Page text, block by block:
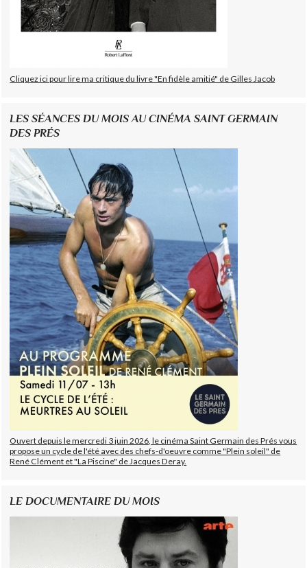
Cliquez ici pour lire ma critique du livre "En fidèle amitié" de Gilles Jacob
LES SÉANCES DU MOIS AU CINÉMA SAINT GERMAIN
DES PRÉS
Ouvert depuis le mercredi 3 juin 2026, le cinéma Saint Germain des Prés vous
propose un cycle de l'été avec des chefs-d'oeuvre comme "Plein soleil" de
René Clément et "La Piscine" de Jacques Deray.
LE DOCUMENTAIRE DU MOIS